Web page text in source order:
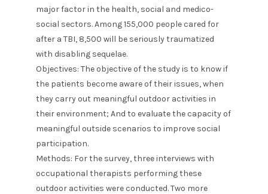
major factor in the health, social and medico-
social sectors. Among 155,000 people cared for
after a TBI, 8,500 will be seriously traumatized
with disabling sequelae.
Objectives: The objective of the study is to know if
the patients become aware of their issues, when
they carry out meaningful outdoor activities in
their environment; And to evaluate the capacity of
meaningful outside scenarios to improve social
participation.
Methods: For the survey, three interviews with
occupational therapists performing these
outdoor activities were conducted. Two more